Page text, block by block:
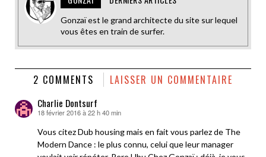
Gonzaï est le grand architecte du site sur lequel
vous êtes en train de surfer.
2 COMMENTS LAISSER UN COMMENTAIRE
Charlie Dontsurf
dit :
18 février 2016 à 22 h 40 min
Vous citez Dub housing mais en fait vous parlez de The
Modern Dance : le plus connu, celui que leur manager